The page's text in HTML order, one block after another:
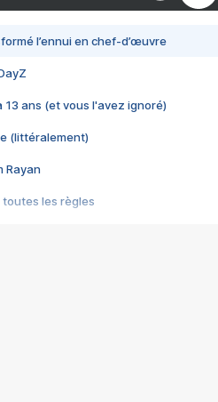
l’ennui en chef-d’œuvre
13 ans (et vous l'avez ignoré)
(littéralement)
Rayan
toutes les règles